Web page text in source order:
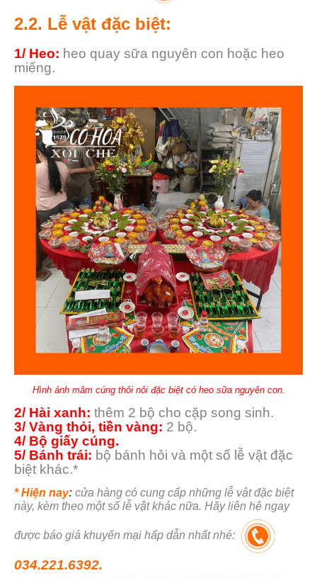
2.2. Lễ vật đặc biệt:
1/ Heo: heo quay sữa nguyên con hoặc heo
miếng.
Hình ảnh mâm cúng thôi nôi đặc biệt có heo sữa nguyên con.
2/ Hài xanh: thêm 2 bộ cho cặp song sinh.
3/ Vàng thỏi, tiền vàng: 2 bộ.
4/ Bộ giấy cúng.
5/ Bánh trái: bộ bánh hỏi và một số lễ vật đặc
biệt khác.*
* Hiện nay: cửa hàng có cung cấp những lễ vật đặc biệt
này, kèm theo một số lễ vật khác nữa. Hãy liên hệ ngay
được báo giá khuyến mại hấp dẫn nhất nhé:
034.221.6392.